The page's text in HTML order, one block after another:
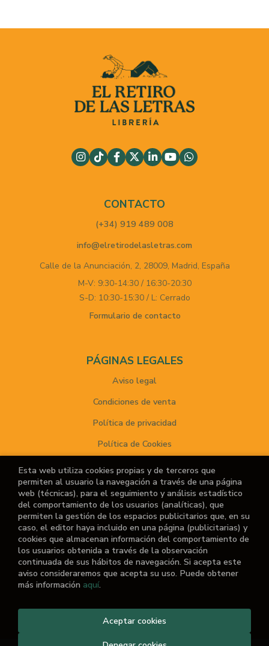
CONTACTO
(+34) 919 489 008
info@elretirodelasletras.com
Calle de la Anunciación, 2, 28009, Madrid, España
M-V: 9:30-14:30 / 16:30-20:30
S-D: 10:30-15:30 / L: Cerrado
Formulario de contacto
PÁGINAS LEGALES
Aviso legal
Condiciones de venta
Política de privacidad
Política de Cookies
ATENCIÓN AL CLIENTE
Quiénes somos
Noticias
¿No encuentras el libro que buscas?
El Retiro de las Letras. Todos los Derechos
Esta web utiliza cookies propias y de terceros que
permiten al usuario la navegación a través de una página
web (técnicas), para el seguimiento y análisis estadístico
del comportamiento de los usuarios (analíticas), que
permiten la gestión de los espacios publicitarios que, en su
caso, el editor haya incluido en una página (publicitarias) y
cookies que almacenan información del comportamiento de
los usuarios obtenida a través de la observación
continuada de sus hábitos de navegación. Si acepta este
aviso consideraremos que acepta su uso. Puede obtener
más información aquí.
Aceptar cookies